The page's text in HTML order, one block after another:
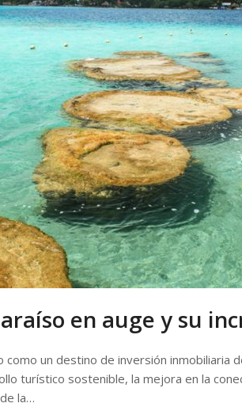
en auge y su
como un destino de inversión inmobiliaria
turístico sostenible, la mejora en la
la…